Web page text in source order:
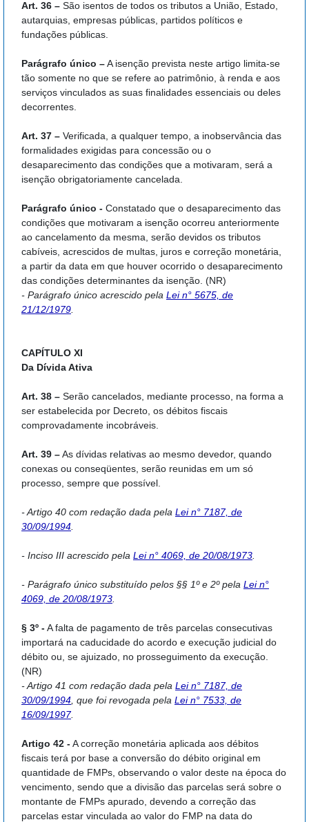
Art. 36 – São isentos de todos os tributos a União, Estado,
autarquias, empresas públicas, partidos políticos e
fundações públicas.
Parágrafo único –A isenção prevista neste artigo limita-se
tão somente no que se refere ao patrimônio, à renda e aos
serviços vinculados as suas finalidades essenciais ou deles
decorrentes.
Art. 37 – Verificada, a qualquer tempo, a inobservância das
formalidades exigidas para concessão ou o
desaparecimento das condições que a motivaram, será a
isenção obrigatoriamente cancelada.
Parágrafo único - Constatado que o desaparecimento das
condições que motivaram a isenção ocorreu anteriormente
ao cancelamento da mesma, serão devidos os tributos
cabíveis, acrescidos de multas, juros e correção monetária,
a partir da data em que houver ocorrido o desaparecimento
das condições determinantes da isenção. (NR)
- Parágrafo único acrescido pela Lei n° 5675, de
21/12/1979
CAPÍTULO XI
Da Dívida Ativa
Art. 38 – Serão cancelados, mediante processo, na forma a
ser estabelecida por Decreto, os débitos fiscais
comprovadamente incobráveis.
Art. 39 –As dívidas relativas ao mesmo devedor, quando
conexas ou conseqüentes, serão reunidas em um só
processo, sempre que possível.
- Artigo 40 com redação dada pela Lei n° 7187, de
30/09/1994
- Inciso III acrescido pela Lei n° 4069, de 20/08/1973
- Parágrafo único substituído pelos §§ 1º e 2º pela Lei n°
4069, de 20/08/1973
§ 3º -A falta de pagamento de três parcelas consecutivas
importará na caducidade do acordo e execução judicial do
débito ou, se ajuizado, no prosseguimento da execução.
(NR)
- Artigo 41 com redação dada pela Lei n° 7187, de
30/09/1994 , que foi revogada pela Lei n° 7533, de
16/09/1997.
Artigo 42 -A correção monetária aplicada aos débitos
fiscais terá por base a conversão do débito original em
quantidade de FMPs, observando o valor deste na época do
vencimento, sendo que a divisão das parcelas será sobre o
montante de FMPs apurado, devendo a correção das
parcelas estar vinculada ao valor do FMP na data do